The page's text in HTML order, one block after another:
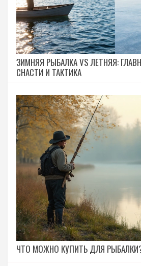
ЗИМНЯЯ РЫБАЛКА VS ЛЕТНЯЯ:
СНАСТИ И ТАКТИКА
ЧТО МОЖНО КУПИТЬ ДЛЯ